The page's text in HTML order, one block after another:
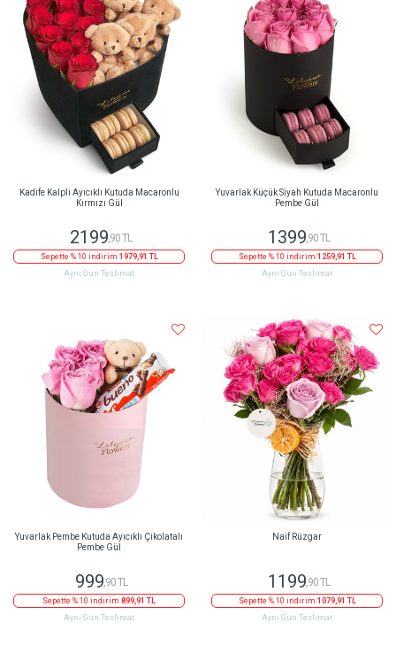
Kadife Kalpli Ayıcıklı Kutuda Macaronlu
Kırmızı Gül
2199,90 TL
Sepette % 10 indirim 1979,91 TL
Aynı Gün Teslimat
Yuvarlak Küçük Siyah Kutuda Macaronlu
Pembe Gül
1399,90 TL
Sepette % 10 indirim 1259,91 TL
Aynı Gün Teslimat
Yuvarlak Pembe Kutuda Ayıcıklı Çikolatalı
Pembe Gül
999,90 TL
Sepette % 10 indirim 899,91 TL
Aynı Gün Teslimat
Naif Rüzgar
1199,90 TL
Sepette % 10 indirim 1079,91 TL
Aynı Gün Teslimat